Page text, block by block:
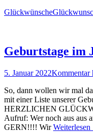
Kategorien
GlückwünscheSchlagworte
Geburtstage im
Posted
5. Januar 2022Kommentar
So, dann wollen wir mal
mit einer Liste unserer
HERZLICHEN
Aufruf: Wer noch aus aus
GERN!!!! Wir